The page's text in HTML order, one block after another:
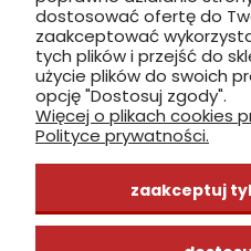
dostosować ofertę do
zaakceptować
tych plików i przejść do
użycie plików do swoich
opcję "Dostosuj zgody".
Więcej o plikach cookies
Polityce prywatności.
zaakceptuj